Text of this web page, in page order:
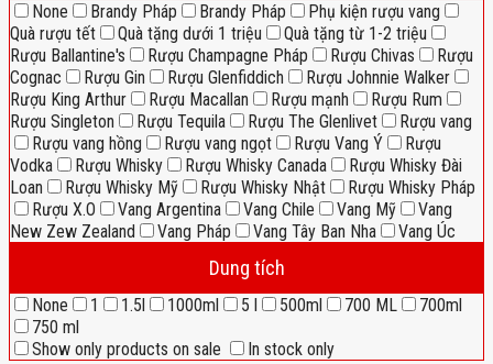
None Brandy Pháp Brandy Pháp
Phụ kiện rượu vang
Quà rượu tết
Quà tặng dưới 1 triệu
Quà tặng từ 1-2 triệu
Rượu Ballantine's
Rượu Champagne Pháp Rượu Chivas
Rượu
Cognac
Rượu Gin Rượu Glenfiddich
Rượu Johnnie Walker
Rượu King Arthur
Rượu Macallan Rượu mạnh
Rượu Rum
Rượu Singleton
Rượu Tequila Rượu The Glenlivet
Rượu vang
Rượu vang hồng
Rượu vang ngọt Rượu Vang Ý
Rượu
Vodka
Rượu Whisky Rượu Whisky Canada
Rượu Whisky Đài
Loan
Rượu Whisky Mỹ Rượu Whisky Nhật
Rượu Whisky Pháp
Rượu X.O
Vang Argentina Vang Chile Vang Mỹ
Vang
New Zew Zealand
Vang Pháp Vang Tây Ban Nha Vang Úc
Dung tích
None 1 1.5l 1000ml 5 l 500ml 700 ML
700ml
750 ml
Show only products on sale
In stock only